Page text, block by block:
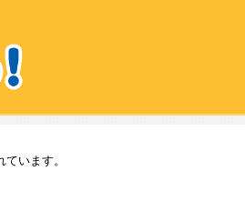
います。